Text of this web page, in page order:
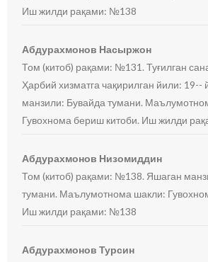
Иш жилди рақами: №138
Абдурахмонов Насыржон
Том (китоб) рақами: №131. Туғилган
Ҳарбий хизматга чақирилган йили: 19--
манзили: Бувайда тумани.
Гувохнома бериш китоби. Иш жилди
Абдурахмонов Низомиддин
Том (китоб) рақами: №138. Яшаган
тумани. Маълумотнома шакли:
Иш жилди рақами: №138
Абдурахмонов Турсин